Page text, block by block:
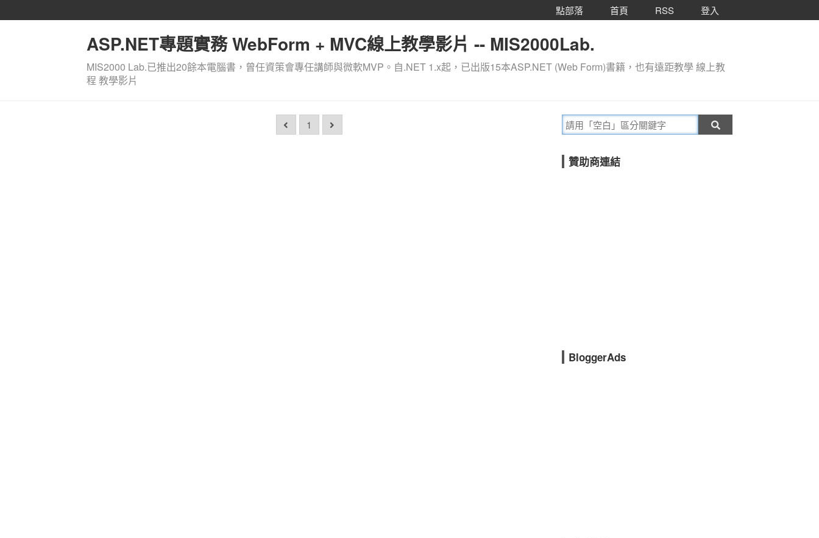
點部落 首頁 RSS 登入
ASP.NET專題實務 WebForm + MVC線上教學影片 -- MIS2000Lab.
MIS2000 Lab.已推出20餘本電腦書，曾任資策會專任講師與微軟MVP。自.NET 1.x起，已出版15本ASP.NET (Web Form)書籍，也有遠距教學 線上教
程 教學影片
1
贊助商連結
BloggerAds